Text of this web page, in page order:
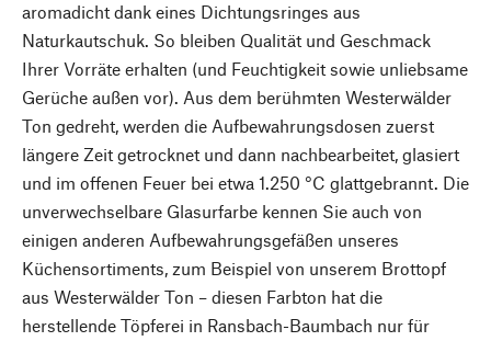
aromadicht dank eines Dichtungsringes aus
Naturkautschuk. So bleiben Qualität und Geschmack
Ihrer Vorräte erhalten (und Feuchtigkeit sowie unliebsame
Gerüche außen vor). Aus dem berühmten Westerwälder
Ton gedreht, werden die Aufbewahrungsdosen zuerst
längere Zeit getrocknet und dann nachbearbeitet, glasiert
und im offenen Feuer bei etwa 1.250 °C glattgebrannt. Die
unverwechselbare Glasurfarbe kennen Sie auch von
einigen anderen Aufbewahrungsgefäßen unseres
Küchensortiments, zum Beispiel von unserem Brottopf
aus Westerwälder Ton – diesen Farbton hat die
herstellende Töpferei in Ransbach-Baumbach nur für